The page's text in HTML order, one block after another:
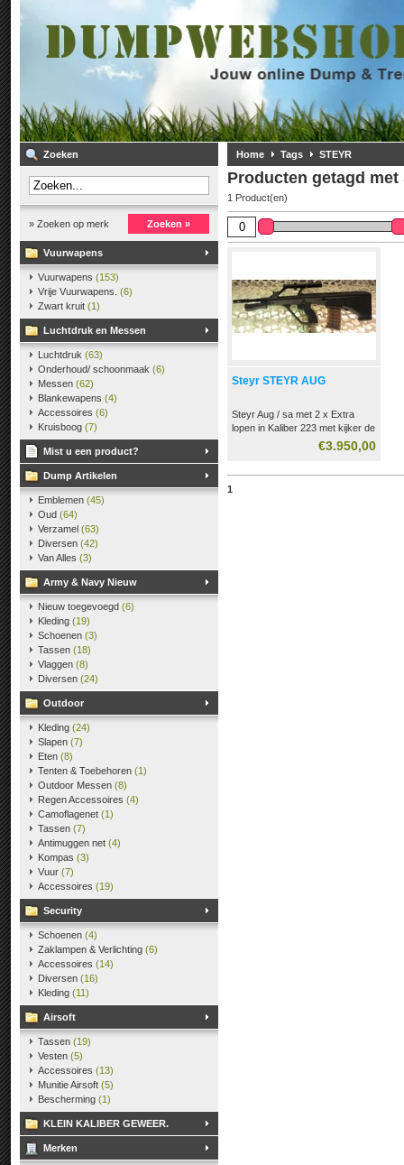
Zoeken
» Zoeken op merk Zoeken »
Vuurwapens
Vuurwapens (153)
Vrije Vuurwapens. (6)
Zwart kruit (1)
Luchtdruk en Messen
Luchtdruk (63)
Onderhoud/ schoonmaak (6)
Messen (62)
Blankewapens (4)
Accessoires (6)
Kruisboog (7)
Mist u een product?
Dump Artikelen
Emblemen (45)
Oud (64)
Verzamel (63)
Diversen (42)
Van Alles (3)
Army & Navy Nieuw
Nieuw toegevoegd (6)
Kleding (19)
Schoenen (3)
Tassen (18)
Vlaggen (8)
Diversen (24)
Outdoor
Kleding (24)
Slapen (7)
Eten (8)
Tenten & Toebehoren (1)
Outdoor Messen (8)
Regen Accessoires (4)
Camoflagenet (1)
Tassen (7)
Antimuggen net (4)
Kompas (3)
Vuur (7)
Accessoires (19)
Security
Schoenen (4)
Zaklampen & Verlichting (6)
Accessoires (14)
Diversen (16)
Kleding (11)
Airsoft
Tassen (19)
Vesten (5)
Accessoires (13)
Munitie Airsoft (5)
Bescherming (1)
KLEIN KALIBER GEWEER.
Merken
Home Tags STEYR
Producten getagd met
1 Product(en)
Steyr STEYR AUG
Steyr Aug / sa met 2 x Extra
lopen in Kaliber 223 met kijker de
€3.950,00
1